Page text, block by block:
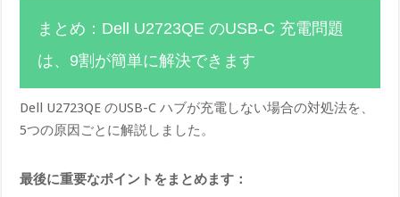
まとめ：Dell U2723QE のUSB-C 充電問題
は、9割が簡単に解決できます
Dell U2723QE のUSB-C ハブが充電しない場合の対処法を、
5つの原因ごとに解説しました。
最後に重要なポイントをまとめます：